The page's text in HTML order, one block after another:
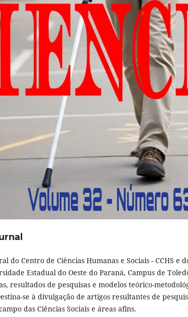
do Centro de Ciências Humanas e Sociais - CCHS e
Estadual do Oeste do Paraná, Campus de
resultados de pesquisas e modelos teórico-
se à divulgação de artigos resultantes de
das Ciências Sociais e áreas afins.